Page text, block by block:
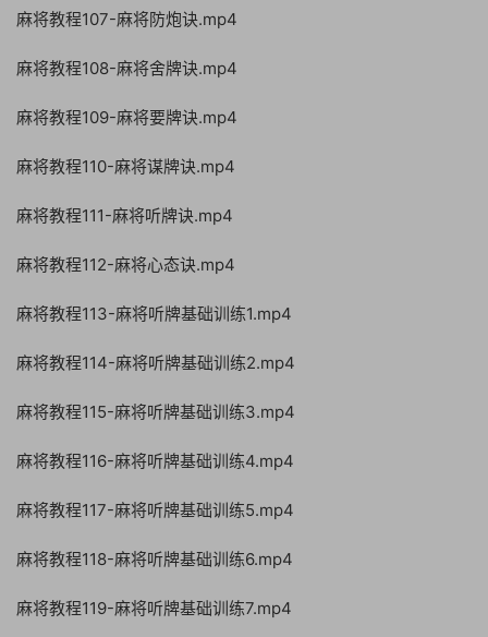
麻将教程107-麻将防炮诀.mp4
麻将教程108-麻将舍牌诀.mp4
麻将教程109-麻将要牌诀.mp4
麻将教程110-麻将谋牌诀.mp4
麻将教程111-麻将听牌诀.mp4
麻将教程112-麻将心态诀.mp4
麻将教程113-麻将听牌基础训练1.mp4
麻将教程114-麻将听牌基础训练2.mp4
麻将教程115-麻将听牌基础训练3.mp4
麻将教程116-麻将听牌基础训练4.mp4
麻将教程117-麻将听牌基础训练5.mp4
麻将教程118-麻将听牌基础训练6.mp4
麻将教程119-麻将听牌基础训练7.mp4